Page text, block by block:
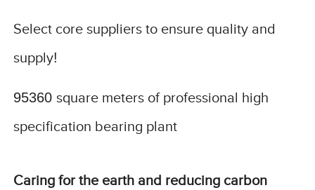
Select core suppliers to ensure quality and
supply!
95360 square meters of professional high
specification bearing plant
Caring for the earth and reducing carbon